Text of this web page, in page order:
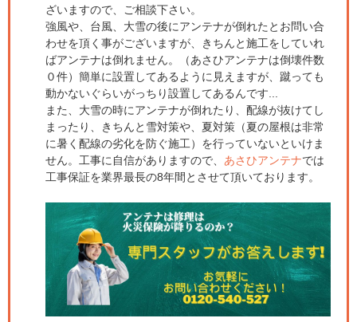
ざいますので、ご相談下さい。
強風や、台風、大雪の後にアンテナが倒れたとお問い合
わせを頂く事がございますが、きちんと施工をしていれ
ばアンテナは倒れません。（あさひアンテナは倒壊件数
０件）簡単に設置してあるように見えますが、蹴っても
動かないぐらいがっちり設置してあるんです...
また、大雪の時にアンテナが倒れたり、配線が抜けてし
まったり、きちんと雪対策や、夏対策（夏の屋根は非常
に暑く配線の劣化を防ぐ施工）を行っていないといけま
せん。工事に自信がありますので、 あさひアンテナでは
工事保証を業界最長の8年間とさせて頂いております。